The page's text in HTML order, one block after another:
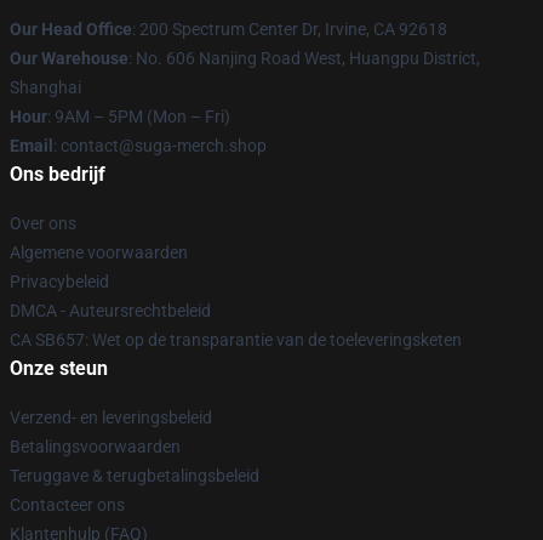
Our Head Office: 200 Spectrum Center Dr, Irvine, CA 92618
Our Warehouse: No. 606 Nanjing Road West, Huangpu District,
Shanghai
Hour: 9AM – 5PM (Mon – Fri)
Email : contact@suga-merch.shop
Ons bedrijf
Over ons
Algemene voorwaarden
Privacybeleid
DMCA - Auteursrechtbeleid
CA SB657: Wet op de transparantie van de toeleveringsketen
Onze steun
Verzend- en leveringsbeleid
Betalingsvoorwaarden
Teruggave & terugbetalingsbeleid
Contacteer ons
Klantenhulp (FAQ)